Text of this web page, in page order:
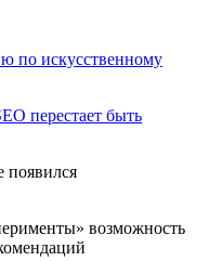
по искусственному
перестает быть
появился